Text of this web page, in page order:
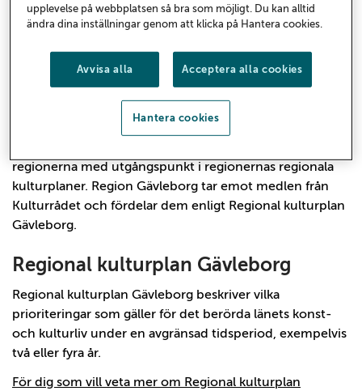
genomföra prioriterade insatser inom
kulturpolitiken.
Kultursamverkansmodellen
regionerna med utgångspunkt i regionernas regionala
kulturplaner. Region Gävleborg tar emot medlen från
Kulturrådet och fördelar dem enligt Regional kulturplan
Gävleborg.
Regional kulturplan Gävleborg
Regional kulturplan Gävleborg beskriver vilka
prioriteringar som gäller för det berörda länets konst-
och kulturliv under en avgränsad tidsperiod, exempelvis
två eller fyra år.
För dig som vill veta mer om Regional kulturplan
upplevelse på webbplatsen så bra som möjligt. Du kan alltid
ändra dina inställningar genom att klicka på Hantera cookies.
Avvisa alla Acceptera alla cookies
Hantera cookies